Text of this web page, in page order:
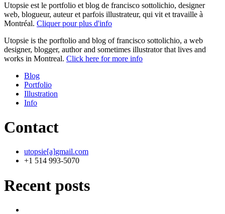
Utopsie est le portfolio et blog de francisco sottolichio, designer
web, blogueur, auteur et parfois illustrateur, qui vit et travaille à
Montréal. Cliquer pour plus d'info
Utopsie is the porftolio and blog of francisco sottolichio, a web
designer, blogger, author and sometimes illustrator that lives and
works in Montreal. Click here for more info
Blog
Portfolio
Illustration
Info
Contact
utopsie[a]gmail.com
+1 514 993-5070
Recent posts